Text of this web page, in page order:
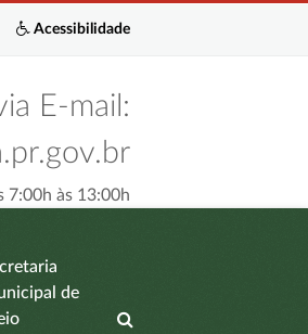
Acessibilidade
E-mail:
7:00h às 13:00h
de